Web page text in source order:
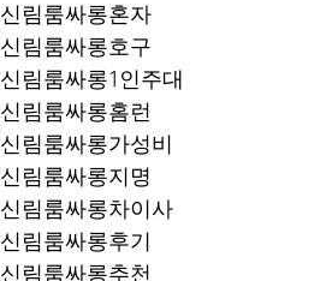
신림룸싸롱혼자
신림룸싸롱호구
신림룸싸롱1인주대
신림룸싸롱홈런
신림룸싸롱가성비
신림룸싸롱지명
신림룸싸롱차이사
신림룸싸롱후기
신림룸싸롱추천